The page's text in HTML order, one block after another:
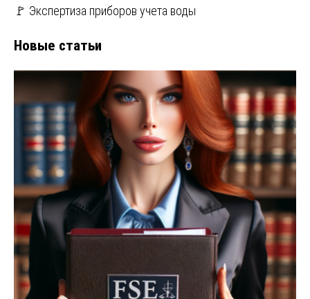
🚩 Экспертиза приборов учета воды
Новые статьи